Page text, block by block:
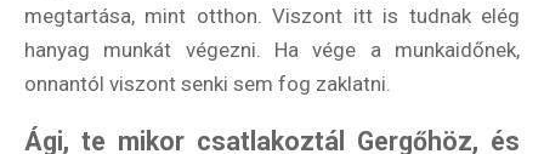
megtartása, mint otthon. Viszont itt is tudnak elég
hanyag munkát végezni. Ha vége a munkaidőnek,
onnantól viszont senki sem fog zaklatni.
Ági, te mikor csatlakoztál Gergőhöz, és